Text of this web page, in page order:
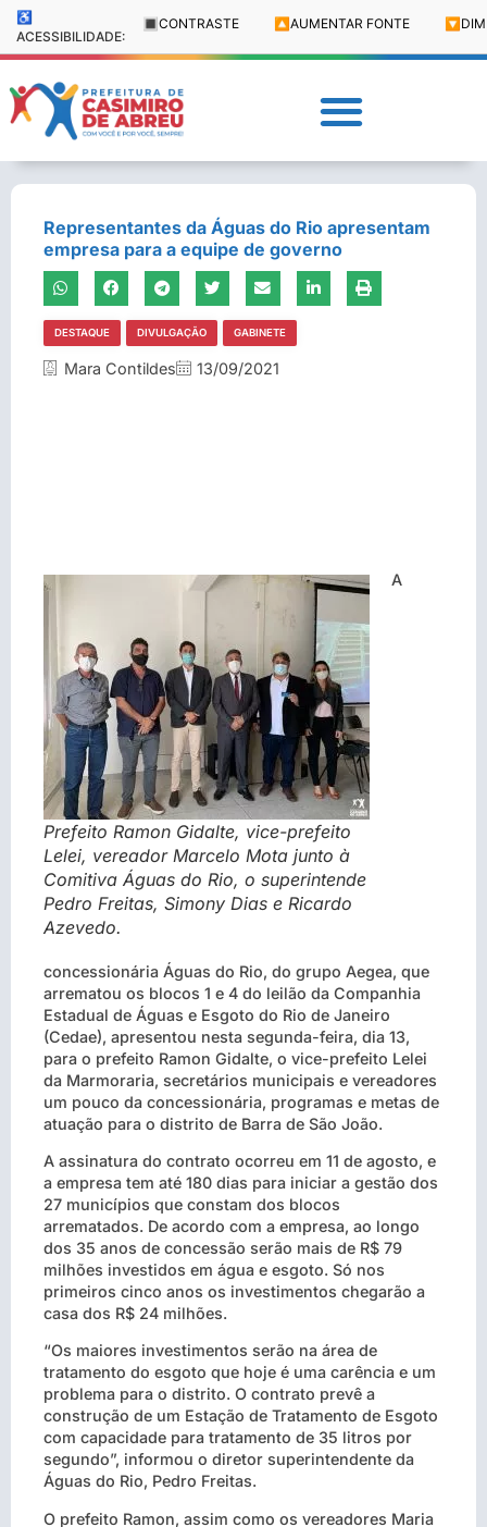
♿
ACESSIBILIDADE:
🔳 CONTRASTE 🔼 AUMENTAR FONTE 🔽
Representantes da Águas do Rio apresentam
empresa para a equipe de governo
DESTAQUE DIVULGAÇÃO GABINETE
Mara Contildes 13/09/2021
Prefeito Ramon Gidalte, vice-prefeito
Lelei, vereador Marcelo Mota junto à
Comitiva Águas do Rio, o superintende
Pedro Freitas, Simony Dias e Ricardo
Azevedo.
A
concessionária Águas do Rio, do grupo Aegea, que
arrematou os blocos 1 e 4 do leilão da Companhia
Estadual de Águas e Esgoto do Rio de Janeiro
(Cedae), apresentou nesta segunda-feira, dia 13,
para o prefeito Ramon Gidalte, o vice-prefeito Lelei
da Marmoraria, secretários municipais e vereadores
um pouco da concessionária, programas e metas de
atuação para o distrito de Barra de São João.
A assinatura do contrato ocorreu em 11 de agosto, e
a empresa tem até 180 dias para iniciar a gestão dos
27 municípios que constam dos blocos
arrematados. De acordo com a empresa, ao longo
dos 35 anos de concessão serão mais de R$ 79
milhões investidos em água e esgoto. Só nos
primeiros cinco anos os investimentos chegarão a
casa dos R$ 24 milhões.
“Os maiores investimentos serão na área de
tratamento do esgoto que hoje é uma carência e um
problema para o distrito. O contrato prevê a
construção de um Estação de Tratamento de Esgoto
com capacidade para tratamento de 35 litros por
segundo”, informou o diretor superintendente da
Águas do Rio, Pedro Freitas.
O prefeito Ramon, assim como os vereadores Maria